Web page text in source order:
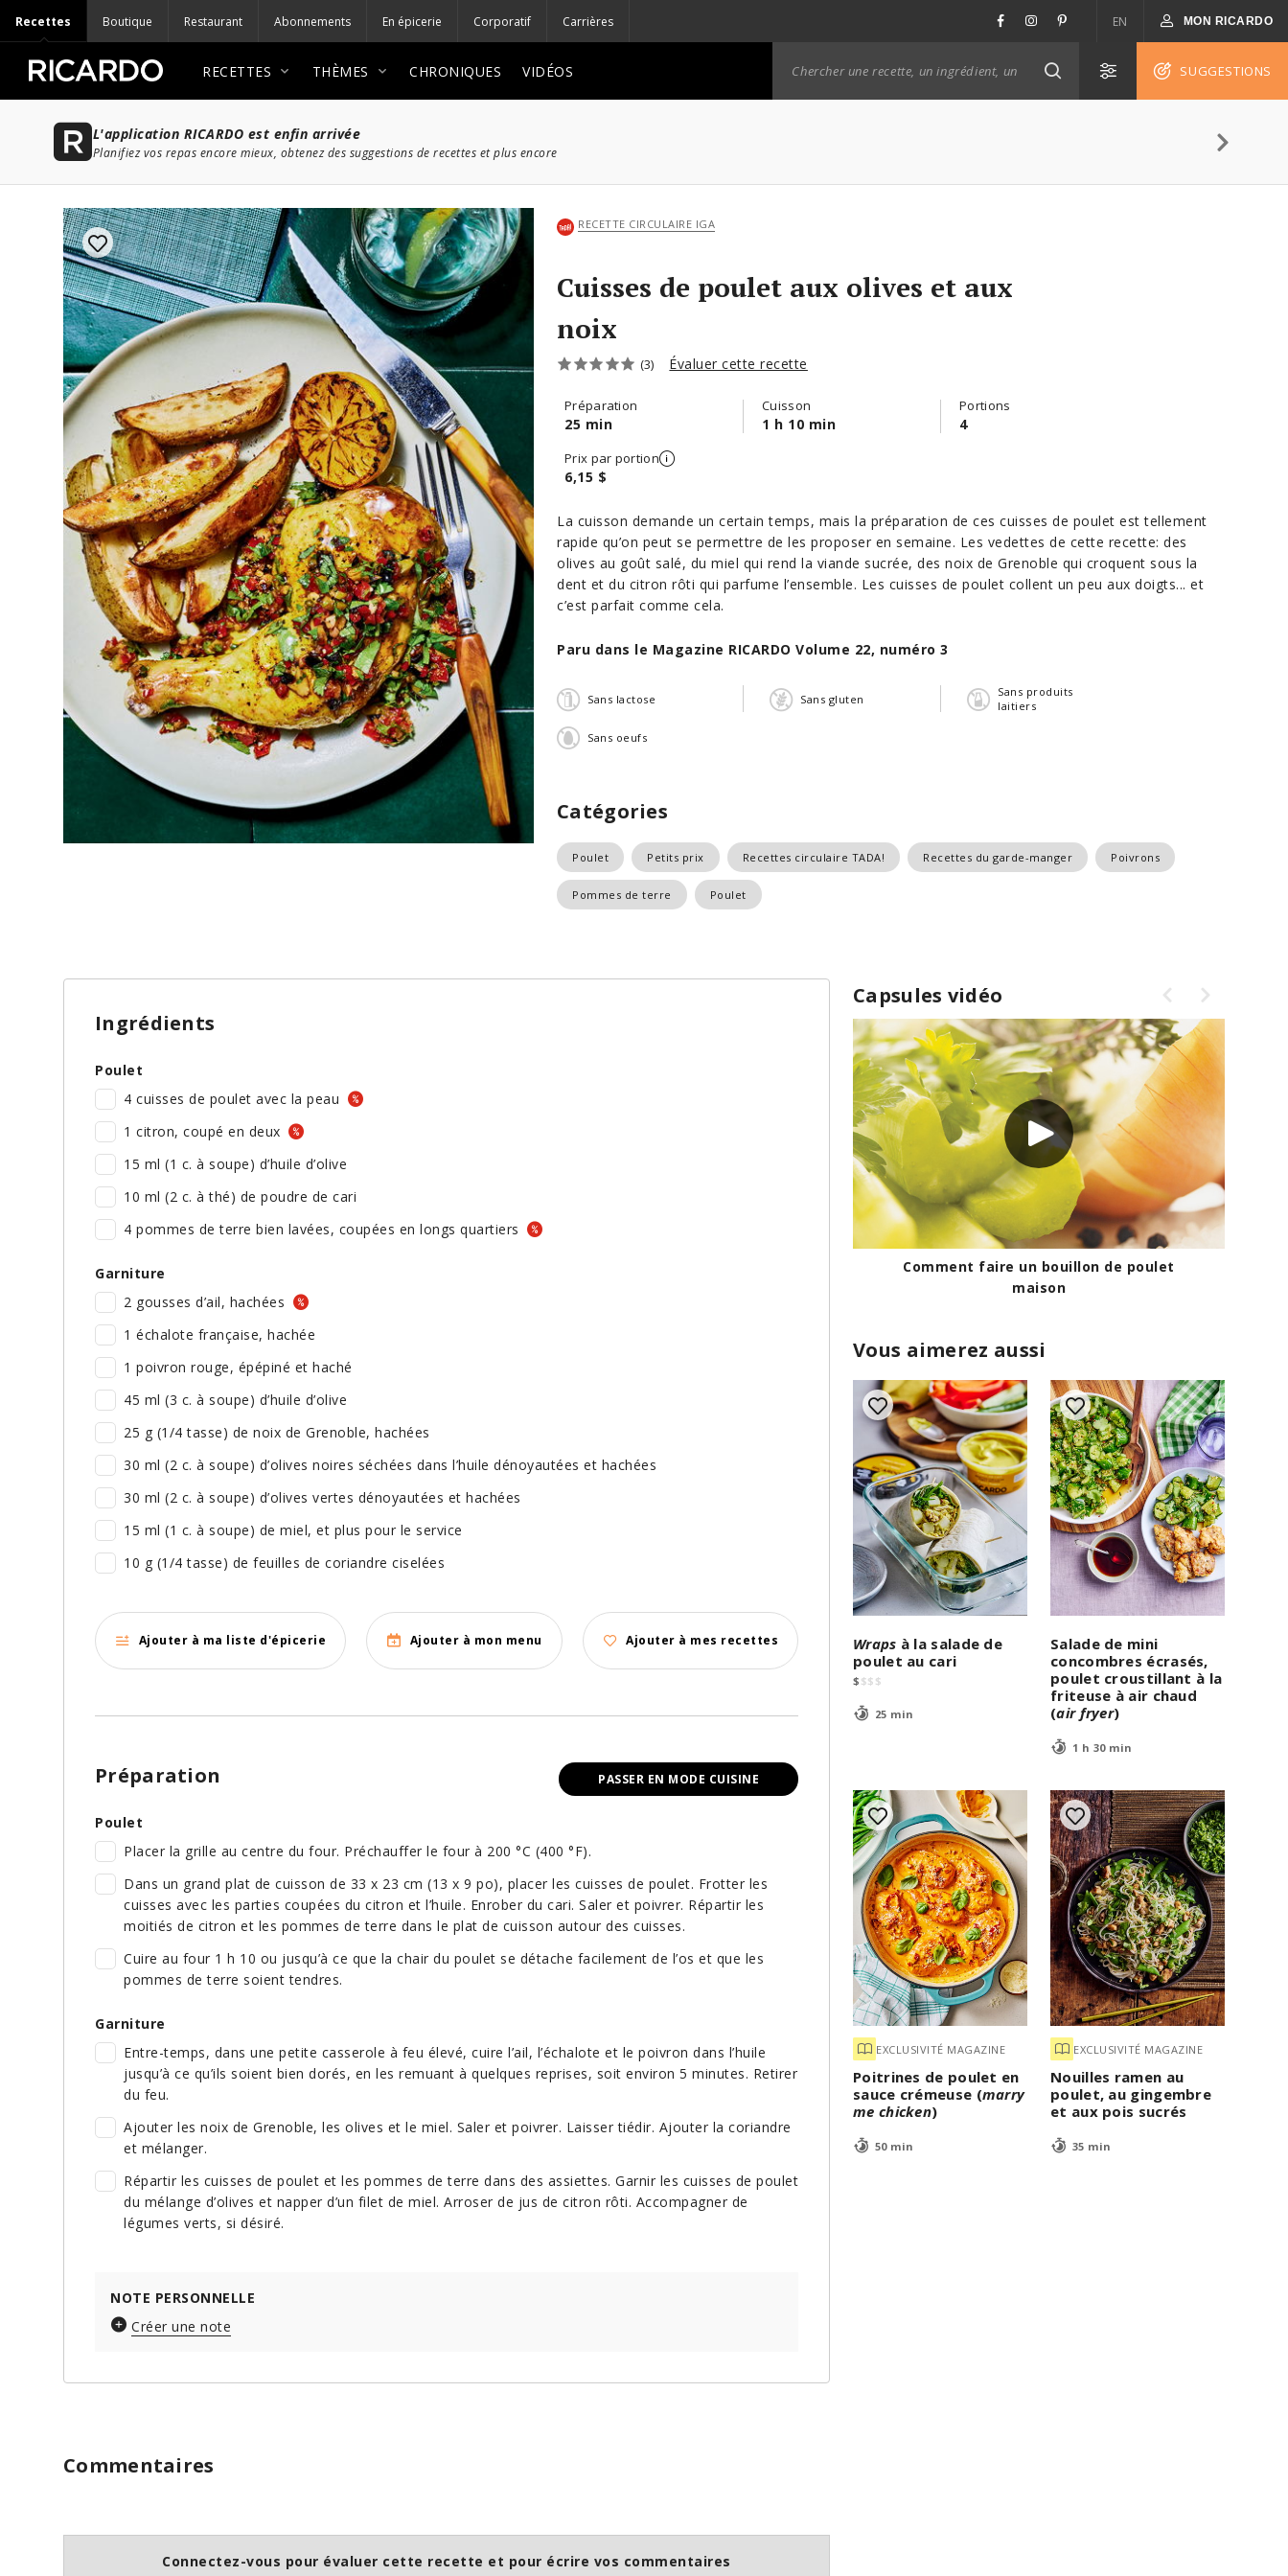
Recettes Boutique Restaurant Abonnements En épicerie Corporatif Carrières EN MON RICARDO
RECETTES THÈMES CHRONIQUES VIDÉOS SUGGESTIONS
L'application RICARDO est enfin arrivée
Planifiez vos repas encore mieux, obtenez des suggestions de recettes et plus encore
RECETTE CIRCULAIRE IGA
Cuisses de poulet aux olives et aux
noix
(3) Évaluer cette recette
Préparation
25 min
Cuisson
1 h 10 min
Portions
4
Prix par portion
6,15 $
La cuisson demande un certain temps, mais la préparation de ces cuisses de poulet est tellement
rapide qu’on peut se permettre de les proposer en semaine. Les vedettes de cette recette: des
olives au goût salé, du miel qui rend la viande sucrée, des noix de Grenoble qui croquent sous la
dent et du citron rôti qui parfume l’ensemble. Les cuisses de poulet collent un peu aux doigts... et
c’est parfait comme cela.
Paru dans le Magazine RICARDO Volume 22, numéro 3
Sans lactose Sans gluten
Sans produits
laitiers
Sans oeufs
Catégories
Poulet Petits prix Recettes circulaire TADA! Recettes du garde-manger Poivrons
Pommes de terre Poulet
Capsules vidéo
Comment faire un bouillon de poulet
maison
Vous aimerez aussi
Wraps à la salade de
poulet au cari
$ $$ $
25 min
Salade de mini
concombres écrasés,
poulet croustillant à la
friteuse à air chaud
(air fryer)
1 h 30 min
EXCLUSIVITÉ MAGAZINE
Poitrines de poulet en
sauce crémeuse (marry
me chicken)
50 min
EXCLUSIVITÉ MAGAZINE
Nouilles ramen au
poulet, au gingembre
et aux pois sucrés
35 min
Ingrédients
Poulet
4 cuisses de poulet avec la peau
1 citron, coupé en deux
15 ml (1 c. à soupe) d’huile d’olive
10 ml (2 c. à thé) de poudre de cari
4 pommes de terre bien lavées, coupées en longs quartiers
Garniture
2 gousses d’ail, hachées
1 échalote française, hachée
1 poivron rouge, épépiné et haché
45 ml (3 c. à soupe) d’huile d’olive
25 g (1/4 tasse) de noix de Grenoble, hachées
30 ml (2 c. à soupe) d’olives noires séchées dans l’huile dénoyautées et hachées
30 ml (2 c. à soupe) d’olives vertes dénoyautées et hachées
15 ml (1 c. à soupe) de miel, et plus pour le service
10 g (1/4 tasse) de feuilles de coriandre ciselées
Ajouter à ma liste d'épicerie Ajouter à mon menu Ajouter à mes recettes
PASSER EN MODE CUISINE
Préparation
Poulet
Placer la grille au centre du four. Préchauffer le four à 200 °C (400 °F).
Dans un grand plat de cuisson de 33 x 23 cm (13 x 9 po), placer les cuisses de poulet. Frotter les
cuisses avec les parties coupées du citron et l’huile. Enrober du cari. Saler et poivrer. Répartir les
moitiés de citron et les pommes de terre dans le plat de cuisson autour des cuisses.
Cuire au four 1 h 10 ou jusqu’à ce que la chair du poulet se détache facilement de l’os et que les
pommes de terre soient tendres.
Garniture
Entre-temps, dans une petite casserole à feu élevé, cuire l’ail, l’échalote et le poivron dans l’huile
jusqu’à ce qu’ils soient bien dorés, en les remuant à quelques reprises, soit environ 5 minutes. Retirer
du feu.
Ajouter les noix de Grenoble, les olives et le miel. Saler et poivrer. Laisser tiédir. Ajouter la coriandre
et mélanger.
Répartir les cuisses de poulet et les pommes de terre dans des assiettes. Garnir les cuisses de poulet
du mélange d’olives et napper d’un filet de miel. Arroser de jus de citron rôti. Accompagner de
légumes verts, si désiré.
NOTE PERSONNELLE
Créer une note
Commentaires
Connectez-vous pour évaluer cette recette et pour écrire vos commentaires